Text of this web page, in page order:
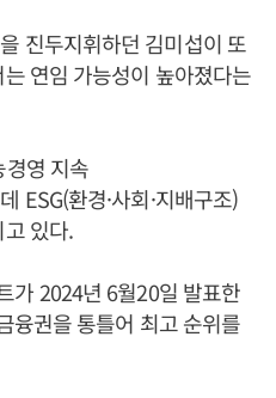
진두지휘하던 김미섭이 또
연임 가능성이 높아졌다는
영 지속
ESG(환경·사회·지배구조)
있다.
가 2024년 6월20일 발표한
융권을 통틀어 최고 순위를